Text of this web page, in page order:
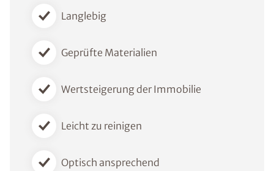
Langlebig
Geprüfte Materialien
Wertsteigerung der Immobilie
Leicht zu reinigen
Optisch ansprechend